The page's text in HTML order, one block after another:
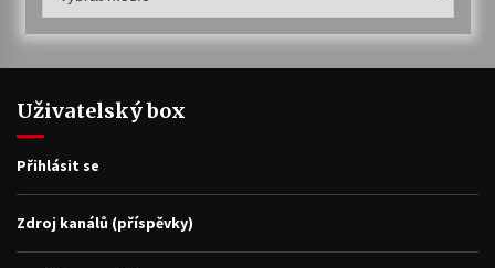
archiv
Uživatelský box
Přihlásit se
Zdroj kanálů (příspěvky)